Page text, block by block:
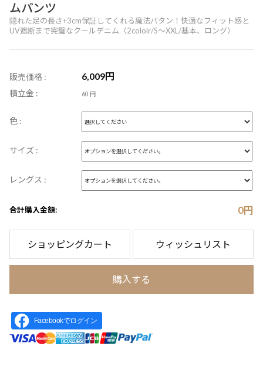
ムパンツ
隠れた足の長さ+3cm保証してくれる魔法パタン！快適なフィット感と
UV遮断まで完璧なクールデニム（2cololr/S～XXL/基本、ロング）
販売価格 : 6,009円
積立金 : 60 円
色 :
サイズ :
レングス :
合計購入金額: 0円
ショッピングカート ウィッシュリスト
購入する
Facebookでログイン